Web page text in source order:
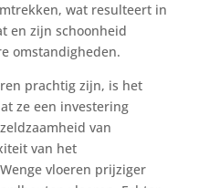
wat resulteert in
en zijn schoonheid
omstandigheden.
prachtig zijn, is het
ze een investering
van
van het
vloeren prijziger